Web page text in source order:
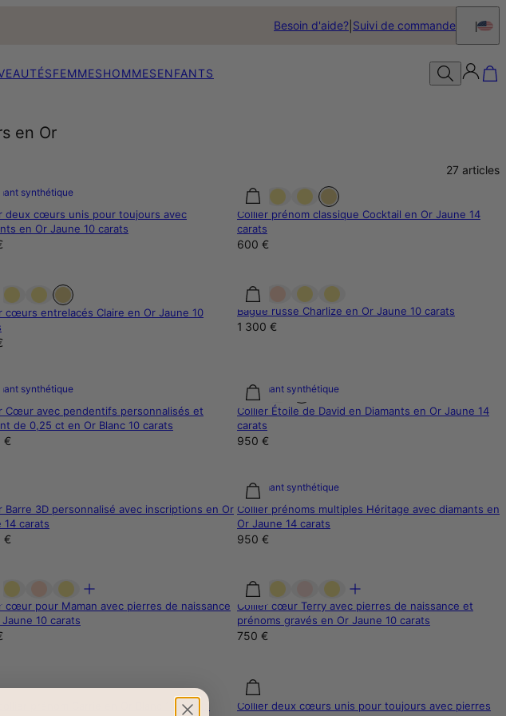
Besoin d'aide? Suivi de commande
FEMMESHOMMESENFANTS
en Or
27 articles
synthétique
deux cœurs unis pour toujours avec
en Or Jaune 10 carats
Collier prénom classique Cocktail en Or Jaune 14
carats
600 €
cœurs entrelacés Claire en Or Jaune 10
Bague russe Charlize en Or Jaune 10 carats
1 300 €
synthétique
Cœur avec pendentifs personnalisés et
de 0,25 ct en Or Blanc 10 carats
€
Diamant synthétique
Collier Étoile de David en Diamants en Or Jaune 14
carats
950 €
Barre 3D personnalisé avec inscriptions en Or
14 carats
€
Diamant synthétique
Collier prénoms multiples Héritage avec diamants en
Or Jaune 14 carats
950 €
cœur pour Maman avec pierres de naissance
10 carats
Collier cœur Terry avec pierres de naissance et
prénoms gravés en Or Jaune 10 carats
750 €
prénom Carrie en Or Blanc 14 carats
Collier deux cœurs unis pour toujours avec pierres